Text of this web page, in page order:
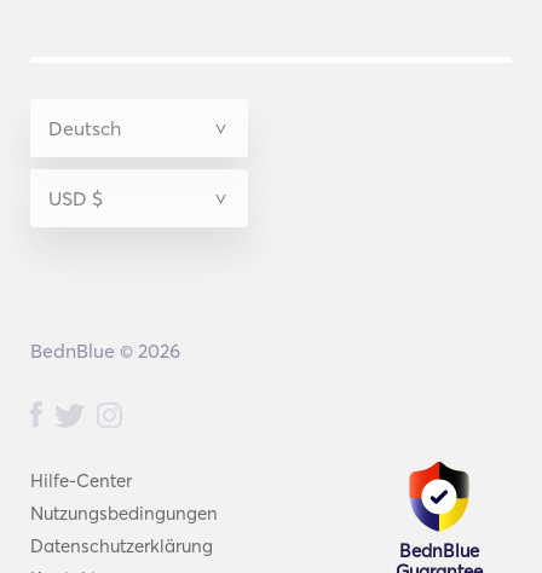
Hilfe-Center
Nutzungsbedingungen
Datenschutzerklärung
BednBlue
BednBlue © 2026